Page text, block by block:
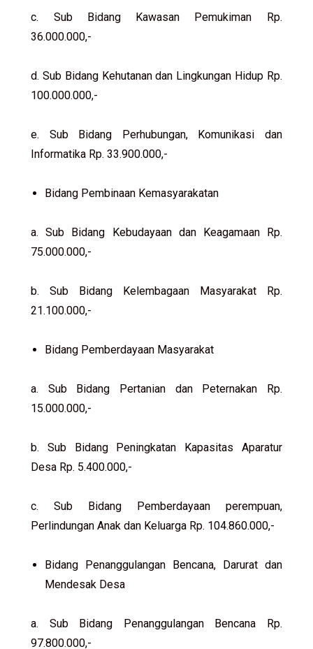
c. Sub Bidang Kawasan Pemukiman Rp.
36.000.000,-
d. Sub Bidang Kehutanan dan Lingkungan Hidup Rp.
100.000.000,-
e. Sub Bidang Perhubungan, Komunikasi dan
Informatika Rp. 33.900.000,-
Bidang Pembinaan Kemasyarakatan
a. Sub Bidang Kebudayaan dan Keagamaan Rp.
75.000.000,-
b. Sub Bidang Kelembagaan Masyarakat Rp.
21.100.000,-
Bidang Pemberdayaan Masyarakat
a. Sub Bidang Pertanian dan Peternakan Rp.
15.000.000,-
b. Sub Bidang Peningkatan Kapasitas Aparatur
Desa Rp. 5.400.000,-
c. Sub Bidang Pemberdayaan perempuan,
Perlindungan Anak dan Keluarga Rp. 104.860.000,-
Bidang Penanggulangan Bencana, Darurat dan
Mendesak Desa
a. Sub Bidang Penanggulangan Bencana Rp.
97.800.000,-